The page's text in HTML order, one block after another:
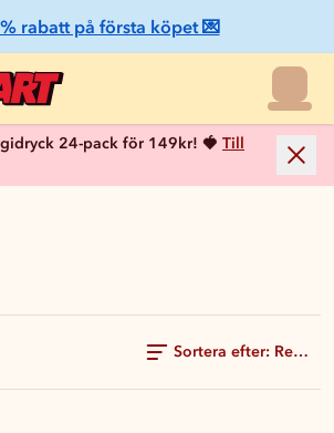
rabatt på första köpet 💌
24-pack för 149kr! 🍓 Till
Sortera efter: